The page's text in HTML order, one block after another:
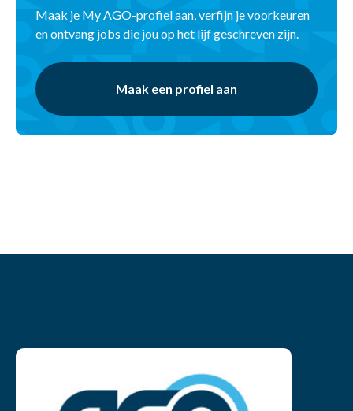
Maak je My AGO-profiel aan, verfijn je voorkeuren
en ontvang jobs die jou op het lijf geschreven zijn.
Maak een profiel aan